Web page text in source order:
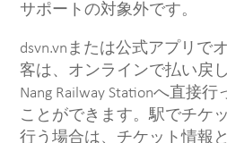
サポートの対象外です。
dsvn.vnまたは公式アプリで
客は、オンラインで払い戻
Nang Railway Stationへ直接
ことができます。駅でチケ
行う場合は、チケット情報